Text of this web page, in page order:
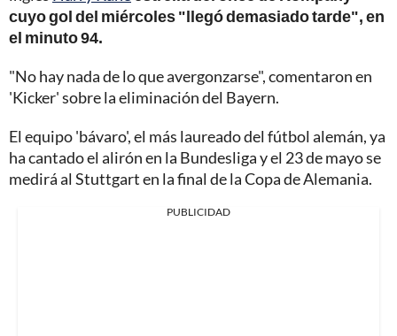
cuyo gol del miércoles "llegó demasiado tarde", en
el minuto 94.
"No hay nada de lo que avergonzarse", comentaron en
'Kicker' sobre la eliminación del Bayern.
El equipo 'bávaro', el más laureado del fútbol alemán, ya
ha cantado el alirón en la Bundesliga y el 23 de mayo se
medirá al Stuttgart en la final de la Copa de Alemania.
PUBLICIDAD